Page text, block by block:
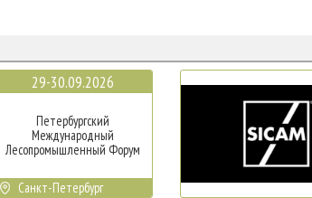
29-30.09.2026
Петербургский
Международный
Лесопромышленный Форум
Санкт-Петербург